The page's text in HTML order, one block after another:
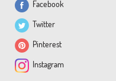
Facebook
Twitter
Pinterest
Instagram